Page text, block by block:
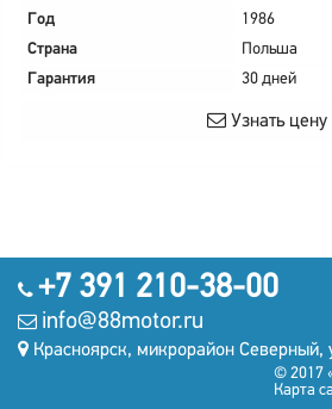
Год
1986
Страна
Польша
Гарантия
30 дней
Узнать цену
+7 391 210-38-00
info@88motor.ru
Красноярск, микрорайон Северный,
© 2017
Карта